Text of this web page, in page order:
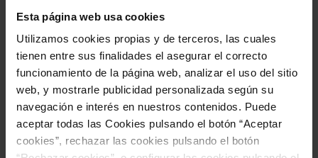
Esta página web usa cookies
Utilizamos cookies propias y de terceros, las cuales
tienen entre sus finalidades el asegurar el correcto
funcionamiento de la página web, analizar el uso del sitio
web, y mostrarle publicidad personalizada según su
navegación e interés en nuestros contenidos. Puede
aceptar todas las Cookies pulsando el botón “Aceptar
cookies”, rechazar las cookies pulsando el botón
terroirs para elaborar este vino. El resultado es una
propuesta afrutada y gourmet, concebida para
disfrutar sin complicaciones. Representa el arquetipo
del vino de placer: auténtico, honesto y lleno de sabor.
Gastronomía